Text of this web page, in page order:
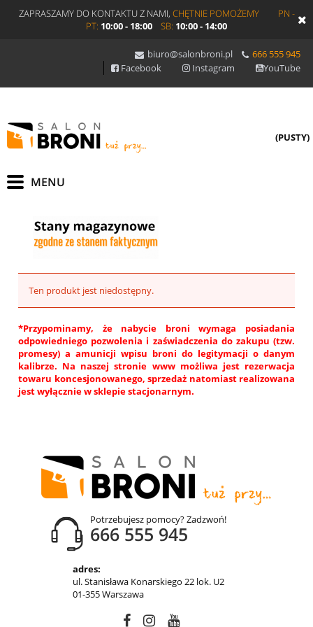
ZAPRASZAMY DO KONTAKTU Z NAMI, CHĘTNIE POMOŻEMY
PN -
PT: 10:00 - 18:00 SB: 10:00 - 14:00
biuro@salonbroni.pl
666 555 945
Facebook
Instagram YouTube
(PUSTY)
Ten produkt jest niedostępny.
*Przypominamy, że nabycie broni wymaga posiadania
odpowiedniego pozwolenia i zaświadczenia do zakupu (tzw.
promesy) a amunicji wpisu broni do legitymacji o danym
kalibrze. Na naszej stronie www możliwa jest rezerwacja
towaru koncesjonowanego, sprzedaż natomiast realizowana
jest wyłącznie w sklepie stacjonarnym.
Potrzebujesz pomocy? Zadzwoń!
666 555 945
adres:
ul. Stanisława Konarskiego 22 lok. U2
01-355 Warszawa